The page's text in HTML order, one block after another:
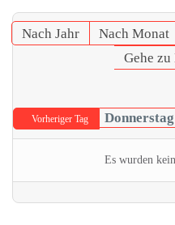
Nach Jahr Nach Monat
Gehe
Vorheriger Tag
Es wurden